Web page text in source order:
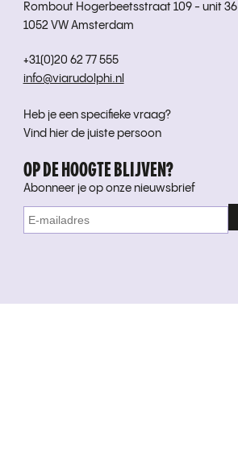
Rombout Hogerbeetsstraat 109 - unit 36
1052 VW Amsterdam
+31(0)20 62 77 555
info@viarudolphi.nl
Heb je een specifieke vraag?
Vind hier de juiste persoon
OP DE HOOGTE BLIJVEN?
Abonneer je op onze nieuwsbrief